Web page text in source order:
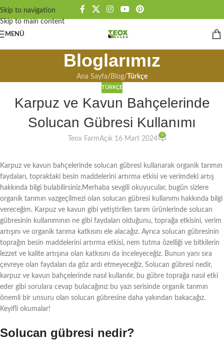
Skip to navigation
Skip to main content
MENÜ
Bloglarımız
Ana Sayfa/ Blog/ Türkçe
TÜRKÇE
Karpuz ve Kavun Bahçelerinde
Solucan Gübresi Kullanımı
Teox FarmAçık 16 Mart 2024
0
Karpuz ve kavun bahçelerinde solucan gübresi kullanarak organik tarımın
faydaları, topraktaki besin maddelerini artırma etkisi ve verimdeki artış
hakkında bilgi bulabilirsiniz.Merhaba sevgili okuyucular, bugün sizlere
organik tarımın vazgeçilmezi olan solucan gübresi kullanımı hakkında bilgi
vereceğim. Karpuz ve kavun gibi yetiştirilen tarım ürünlerinde solucan
gübresinin kullanımının ne gibi faydaları olduğunu, toprağa etkisini, verim
artışını ve organik tarıma katkısını ele alacağız. Ayrıca solucan gübresinin
toprağın besin maddelerini artırma etkisi, nem tutma özelliği ve bitkilerin
lezzet ve kalite artışına olan katkısını da inceleyeceğiz. Bunun yanı sıra
çevreye olan faydaları da göz ardı etmeyeceğiz. Solucan gübresi nedir,
karpuz ve kavun bahçelerinde nasıl kullanılır, bu gübre toprağa nasıl etki
eder gibi sorulara cevap bulacağınız bu yazı serisinde organik tarımın
önemli bir unsuru olan solucan gübresine daha yakından bakacağız.
Keyifli okumalar!
Solucan gübresi nedir?